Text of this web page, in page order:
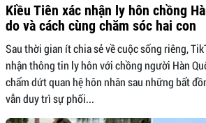
Kiều Tiên xác nhận ly hôn chồng
do và cách cùng chăm sóc hai con
Sau thời gian ít chia sẻ về cuộc sống riêng,
nhận thông tin ly hôn với chồng người Hàn
chấm dứt quan hệ hôn nhân sau những bất
vẫn duy trì sự phối...